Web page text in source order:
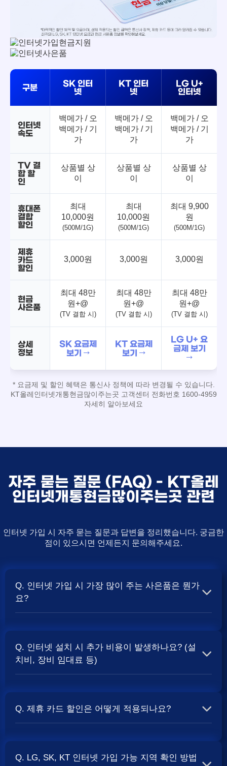
구분
SK 인터
넷
KT 인터
넷
LG U+
인터넷
인터넷
속도
백메가 / 오
백메가 / 기
가
백메가 / 오
백메가 / 기
가
백메가 / 오
백메가 / 기
가
TV 결
합 할
인
상품별 상
이
상품별 상
이
상품별 상
이
휴대폰
결합
할인
최대
10,000원
(500M/1G)
최대
10,000원
(500M/1G)
최대 9,900
원
(500M/1G)
제휴
카드
할인
3,000원 3,000원 3,000원
현금
사은품
최대 48만
원+@
(TV 결합 시)
최대 48만
원+@
(TV 결합 시)
최대 48만
원+@
(TV 결합 시)
상세
정보
SK 요금제
보기 →
KT 요금제
보기 →
LG U+ 요
금제 보기
→
* 요금제 및 할인 혜택은 통신사 정책에 따라 변경될 수 있습니다.
KT올레인터넷개통현금많이주는곳 고객센터 전화번호 1600-4959
자세히 알아보세요
자주 묻는 질문 (FAQ) - KT올레
인터넷개통현금많이주는곳 관련
인터넷 가입 시 자주 묻는 질문과 답변을 정리했습니다. 궁금한
점이 있으시면 언제든지 문의해주세요.
Q. 인터넷 가입 시 가장 많이 주는 사은품은 뭔가
요?
보통 500Mbps 또는 1Gbps 인터넷을 TV와 결합하여 가입
할 때 현금 사은품 및 상품권 혜택이 더 크게 지급되는 경향
Q. 인터넷 설치 시 추가 비용이 발생하나요? (설
치비, 장비 임대료 등)
청구되는 경우가 많습니다. 다만, 인터넷 상품 및 프로모션
책 확인 필수.
Q. 제휴 카드 할인은 어떻게 적용되나요?
서 일정 금액이 할인됩니다. 할인 금액과 조건은 카드사 및
Q. LG, SK, KT 인터넷 가입 가능 지역 확인 방법